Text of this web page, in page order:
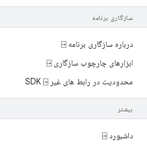
سازگاری برنامه
درباره سازگاری برنامه ⍈
ابزارهای چارچوب سازگاری ⍈
محدودیت در رابط های غیر SDK ⍈
بیشتر
داشبورد ⍈